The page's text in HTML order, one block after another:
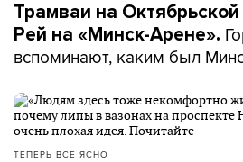
Трамваи на
Рей на «Минск-Арене».
вспоминают, каким был
ТЕПЕРЬ ВСЕ ЯСНО